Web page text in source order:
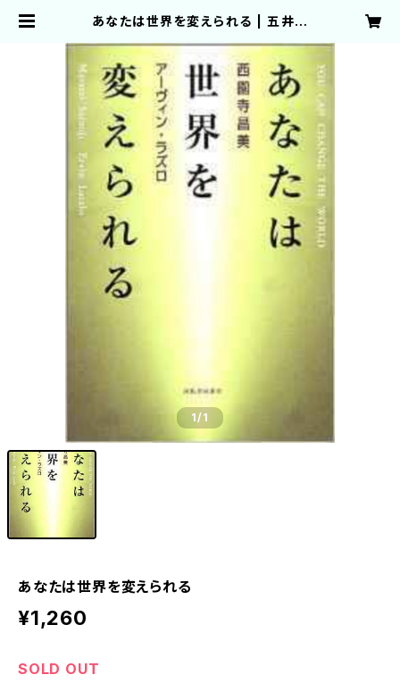
あなたは世界を変えられる | 五井平
1/1
あなたは世界を変えられる
¥1,260
SOLD OUT